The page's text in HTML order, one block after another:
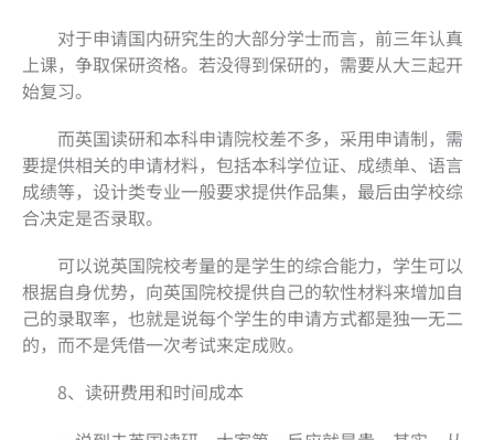
对于申请国内研究生的大部分学士而言，前三年认真
上课，争取保研资格。若没得到保研的，需要从大三起开
始复习。
而英国读研和本科申请院校差不多，采用申请制，需
要提供相关的申请材料，包括本科学位证、成绩单、语言
成绩等，设计类专业一般要求提供作品集，最后由学校综
合决定是否录取。
可以说英国院校考量的是学生的综合能力，学生可以
根据自身优势，向英国院校提供自己的软性材料来增加自
己的录取率，也就是说每个学生的申请方式都是独一无二
的，而不是凭借一次考试来定成败。
8、读研费用和时间成本